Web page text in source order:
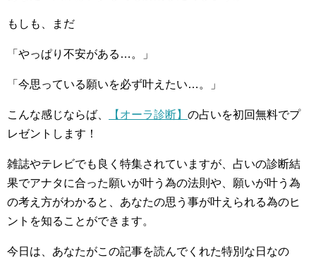
もしも、まだ
「やっぱり不安がある…。」
「今思っている願いを必ず叶えたい…。」
こんな感じならば、 【オーラ診断】 の占いを初回無料でプ
レゼントします！
雑誌やテレビでも良く特集されていますが、占いの診断結
果でアナタに合った願いが叶う為の法則や、願いが叶う為
の考え方がわかると、あなたの思う事が叶えられる為のヒ
ントを知ることができます。
今日は、あなたがこの記事を読んでくれた特別な日なの